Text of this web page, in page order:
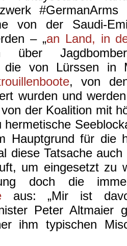
von der Saudi-
– „an Land, in
über
die von Lürssen in
, von
wurden und
der Koalition mit
hermetische
Hauptgrund für die
diese Tatsache
um eingesetzt zu
doch die
aus: „Mir ist
Peter Altmaier
ihm typischen